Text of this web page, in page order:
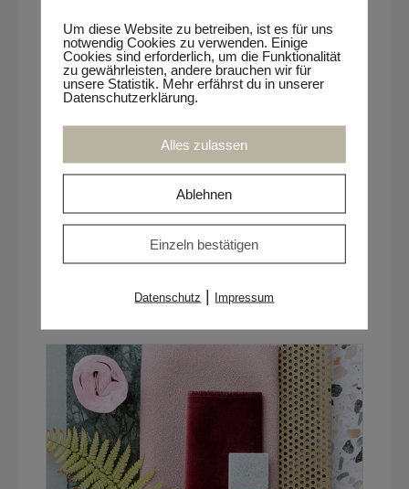
internationale C-Level Executive, blickt auf
mehr als zwei Jahrzehnte
Führungserfahrung zurück. Auf nationaler
und globaler Ebene leitete sie eine Vielzahl
an Business Transformationen mit dem
Fokus auf Customer Centricity, Digital und
Omnichannel u.a. für IKEA, VORWERK
und JC New Retail – Peek & Cloppenburg
NEUE IMPULSE GESUCHT?
Um diese Website zu betreiben, ist es für uns
notwendig Cookies zu verwenden. Einige
Cookies sind erforderlich, um die Funktionalität
zu gewährleisten, andere brauchen wir für
unsere Statistik. Mehr erfährst du in unserer
Datenschutzerklärung.
Alles zulassen
Ablehnen
Einzeln bestätigen
Datenschutz | Impressum